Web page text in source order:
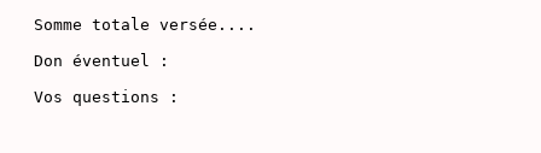
Somme totale versée....
Don éventuel :
Vos questions :